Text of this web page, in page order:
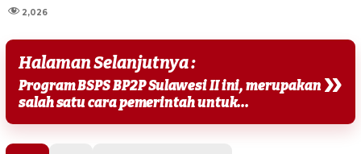
2,026
Halaman Selanjutnya :
Program BSPS BP2P Sulawesi II ini, merupakan
salah satu cara pemerintah untuk...
»